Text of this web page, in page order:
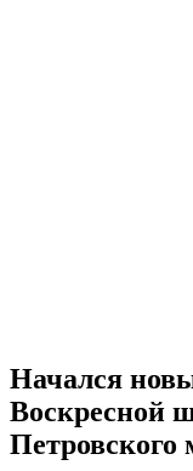
Начался
Воскресной
Петровского